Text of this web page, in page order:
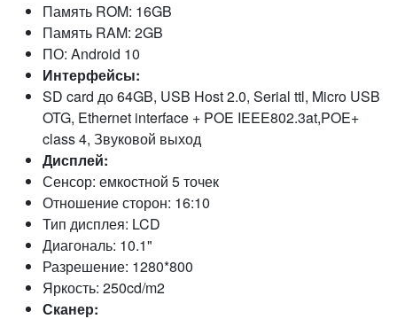
Память ROM: 16GB
Память RAM: 2GB
ПО: Android 10
Интерфейсы:
SD card до 64GB, USB Host 2.0, Serial ttl, Micro USB
OTG, Ethernet interface + POE IEEE802.3at,POE+
class 4, Звуковой выход
Дисплей:
Сенсор: емкостной 5 точек
Отношение сторон: 16:10
Тип дисплея: LCD
Диагональ: 10.1"
Разрешение: 1280*800
Яркость: 250cd/m2
Сканер: